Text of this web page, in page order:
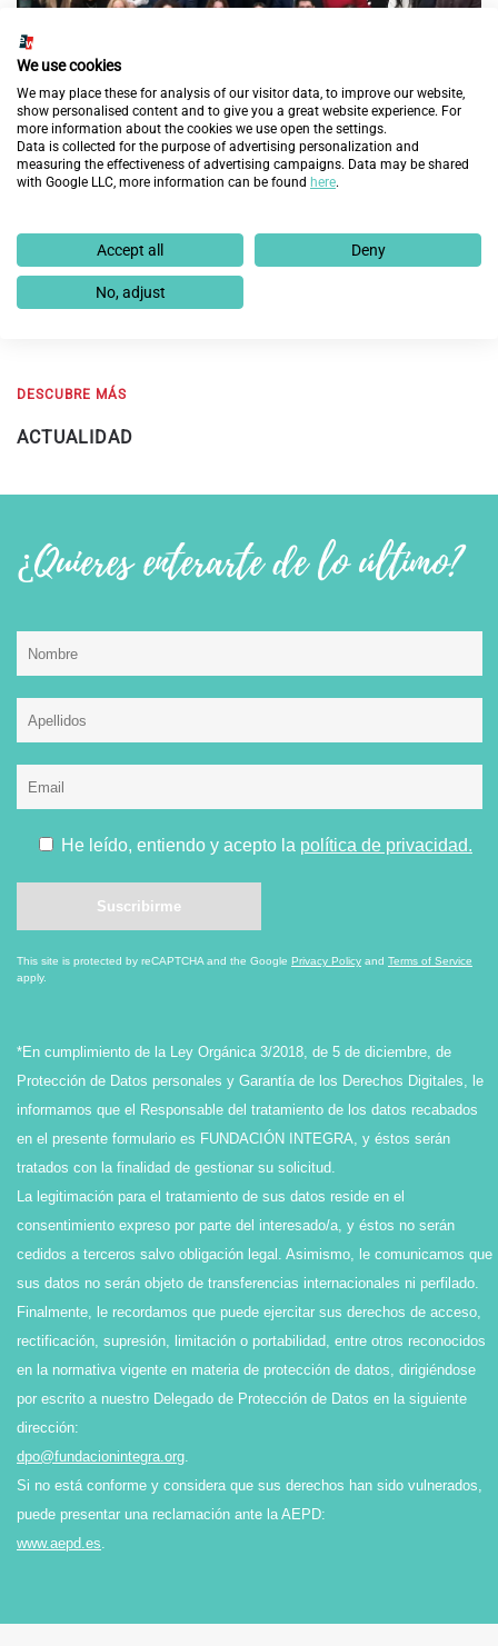
mejorar la empleabilidad de 60 personas en
exclusión social en Aragón con la nueva edición del
programa ‘Cambiando Vidas’
DESCUBRE MÁS
ACTUALIDAD
¿Quieres enterarte de lo último?
He leído, entiendo y acepto la política de privacidad.
This site is protected by reCAPTCHA and the Google Privacy Policy and Terms of Service
apply.
*En cumplimiento de la Ley Orgánica 3/2018, de 5 de diciembre, de
Protección de Datos personales y Garantía de los Derechos Digitales, le
informamos que el Responsable del tratamiento de los datos recabados
en el presente formulario es FUNDACIÓN INTEGRA, y éstos serán
tratados con la finalidad de gestionar su solicitud.
La legitimación para el tratamiento de sus datos reside en el
consentimiento expreso por parte del interesado/a, y éstos no serán
cedidos a terceros salvo obligación legal. Asimismo, le comunicamos que
sus datos no serán objeto de transferencias internacionales ni perfilado.
Finalmente, le recordamos que puede ejercitar sus derechos de acceso,
rectificación, supresión, limitación o portabilidad, entre otros reconocidos
en la normativa vigente en materia de protección de datos, dirigiéndose
por escrito a nuestro Delegado de Protección de Datos en la siguiente
dirección:
dpo@fundacionintegra.org.
Si no está conforme y considera que sus derechos han sido vulnerados,
puede presentar una reclamación ante la AEPD:
www.aepd.es.
We use cookies
We may place these for analysis of our visitor data, to improve our website,
show personalised content and to give you a great website experience. For
more information about the cookies we use open the settings.
Data is collected for the purpose of advertising personalization and
measuring the effectiveness of advertising campaigns. Data may be shared
with Google LLC, more information can be found here.
Accept all Deny
No, adjust